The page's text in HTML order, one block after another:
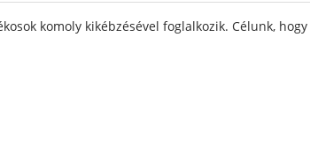
komoly kikébzésével foglalkozik. Célunk,